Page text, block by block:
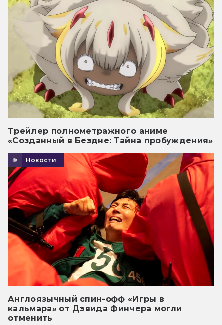
Трейлер полнометражного аниме
«Созданный в Бездне: Тайна пробуждения»
Новости
Англоязычный спин-офф «Игры в
кальмара» от Дэвида Финчера могли
отменить